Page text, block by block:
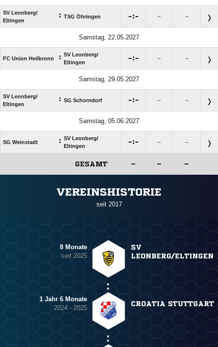
SV Leonberg/​
Eltingen
: TSG Öhringen : – –
Samstag, 22.05.2027
FC Union Heilbronn : SV Leonberg/​
Eltingen
: – –
Samstag, 29.05.2027
SV Leonberg/​
Eltingen
: SG Schorndorf : – –
Samstag, 05.06.2027
SG Weinstadt : SV Leonberg/​
Eltingen
: – –
GESAMT – – –
VEREINSHISTORIE
seit 2017
8 Monate
seit 2025
SV
LEONBERG/ELTINGEN
1 Jahr 6 Monate
2024 - 2025
CROATIA STUTTGART